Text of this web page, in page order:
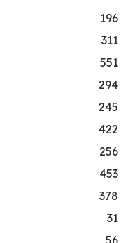
196
311
551
294
245
422
256
453
378
31